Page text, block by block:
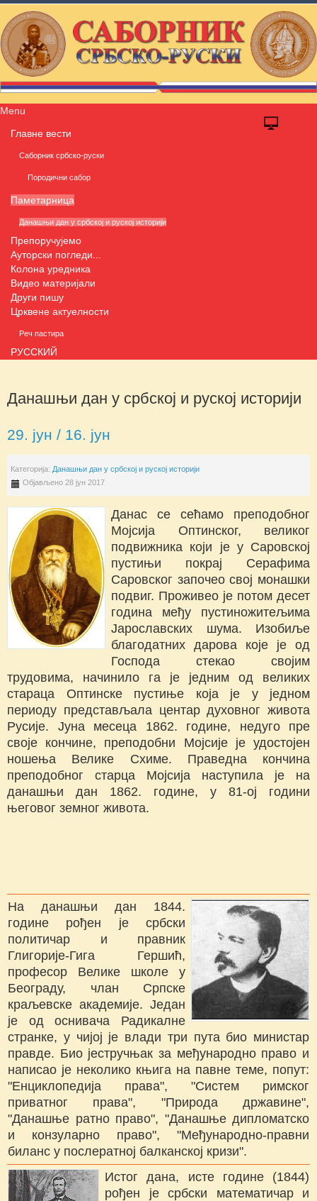
Menu
Главне вести
Саборник србско-руски
Породични сабор
Паметарница
Данашњи дан у србској и руској историји
Препоручујемо
Ауторски погледи...
Колона уредника
Видео материјали
Други пишу
Црквене актуелности
Реч пастира
РУССКИЙ
Данашњи дан у србској и руској историји
29. јун / 16. јун
Категорија: Данашњи дан у србској и руској историји
Објављено 28 јун 2017
Данас се сећамо преподобног
Мојсија Оптинског, великог
подвижника који је у Саровској
пустињи покрај Серафима
Саровског започео свој монашки
подвиг. Проживео је потом десет
година међу пустиножитељима
Јарославских шума. Изобиље
благодатних дарова које је од
Господа стекао својим
трудовима, начинило га је једним од великих
стараца Оптинске пустиње која је у једном
периоду представљала центар духовног живота
Русије. Јуна месеца 1862. године, недуго пре
своје кончине, преподобни Мојсије је удостојен
ношења Велике Схиме. Праведна кончина
преподобног старца Мојсија наступила је на
данашњи дан 1862. године, у 81-ој години
његовог земног живота.
На данашњи дан 1844.
године рођен је србски
политичар и правник
Глигорије-Гига Гершић,
професор Велике школе у
Београду, члан Српске
краљевске академије. Један
је од оснивача Радикалне
странке, у чијој је влади три пута био министар
правде. Био јестручњак за међународно право и
написао је неколико књига на павне теме, попут:
"Енциклопедија права", "Систем римског
приватног права", "Природа државине",
"Данашње ратно право", "Данашње дипломатско
и конзуларно право", "Међународно-правни
биланс у послератној балканској кризи".
Истог дана, исте године (1844)
рођен је србски математичар и